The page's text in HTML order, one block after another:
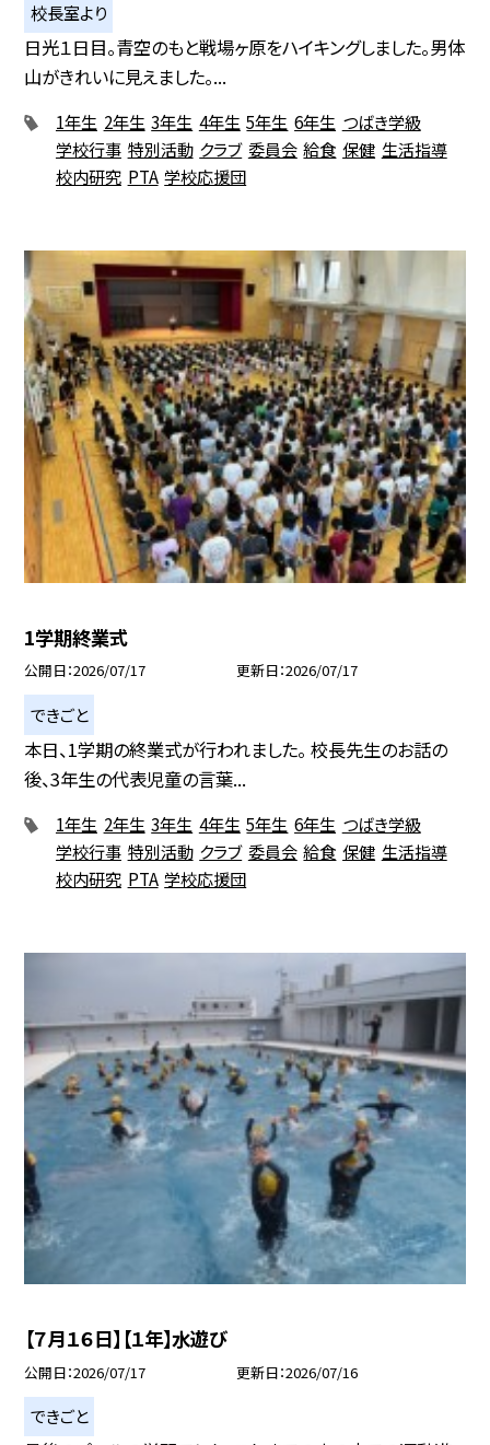
校長室より
日光１日目。青空のもと戦場ヶ原をハイキングしました。男体
山がきれいに見えました。...
1年生 2年生 3年生 4年生 5年生 6年生 つばき学級
学校行事 特別活動 クラブ 委員会 給食 保健 生活指導
校内研究 PTA 学校応援団
1学期終業式
公開日 2026/07/17 更新日 2026/07/17
できごと
本日、1学期の終業式が行われました。 校長先生のお話の
後、3年生の代表児童の言葉...
1年生 2年生 3年生 4年生 5年生 6年生 つばき学級
学校行事 特別活動 クラブ 委員会 給食 保健 生活指導
校内研究 PTA 学校応援団
【７月１６日】【１年】水遊び
公開日 2026/07/17 更新日 2026/07/16
できごと